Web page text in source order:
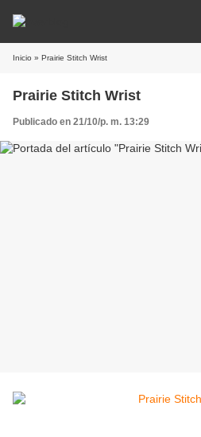
Inicio » Prairie Stitch Wrist
Prairie Stitch Wrist
Publicado en 21/10/p. m. 13:29